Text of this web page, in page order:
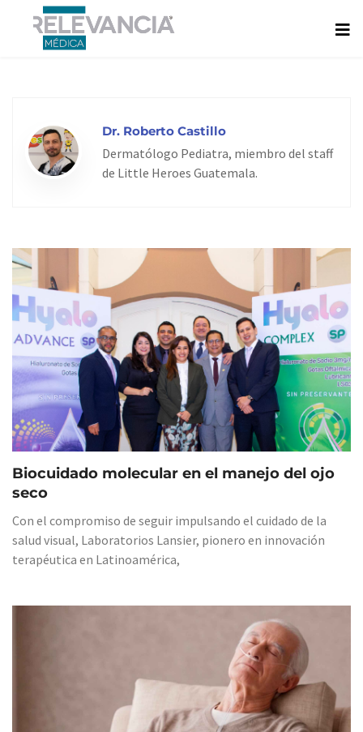
contenido
Dr. Roberto Castillo
Dermatólogo Pediatra, miembro del staff
de Little Heroes Guatemala.
Biocuidado molecular en el manejo del ojo
seco
Con el compromiso de seguir impulsando el cuidado de la
salud visual, Laboratorios Lansier, pionero en innovación
terapéutica en Latinoamérica,
PagePagePage Page